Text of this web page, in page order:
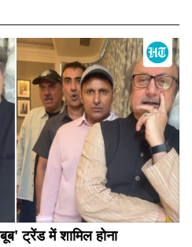
ट्रेंड में शामिल होना